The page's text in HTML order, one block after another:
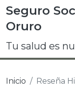
Seguro
Oruro
Tu salud es
Inicio Reseña